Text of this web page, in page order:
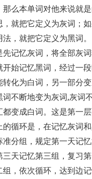
么本单词对他来说就
就把它定义为灰词；
，就把它定义为黑词。
忆灰词，将全部灰词
始记忆黑词，经过一段
化为白词，另一部分
不断地变为灰词,灰词
变成白词。这是第一层
循环是，在记忆灰词和
分组，规定第一天记
天记忆第三组，复习
，依次循环，达到边